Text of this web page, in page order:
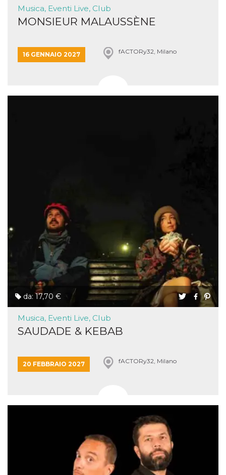
Musica, Eventi Live, Club
MONSIEUR MALAUSSÈNE
16 GENNAIO 2027 fACTORy32, Milano
da: 17,70 €
Musica, Eventi Live, Club
SAUDADE & KEBAB
20 FEBBRAIO 2027 fACTORy32, Milano